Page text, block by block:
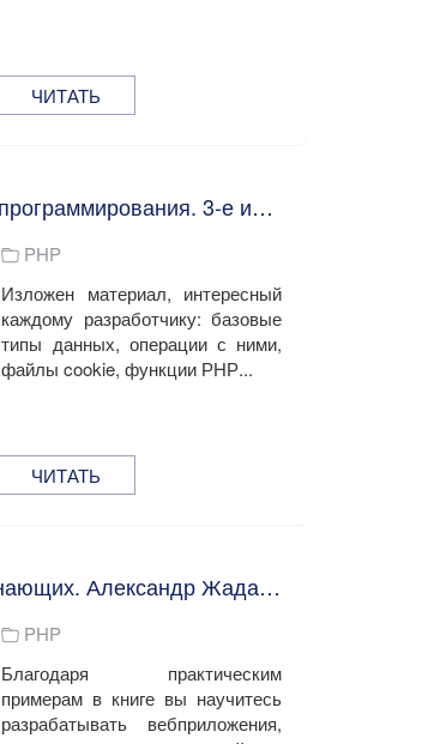
ЧИТАТЬ
PHP. Рецепты программирования. 3-е издание. Д. Скляр, А. Трахтенберг
PHP
Изложен материал, интересный
каждому разработчику: базовые
типы данных, операции с ними,
файлы cookie, функции РНР...
ЧИТАТЬ
PHP для начинающих. Александр Жадаев
PHP
Благодаря практическим
примерам в книге вы научитесь
разрабатывать вебприложения,